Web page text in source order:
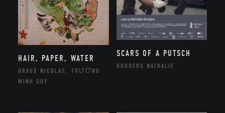
HAIR, PAPER, WATER
GRAUX NICOLAS, TRƯƠNG
MINH QUÝ
SCARS OF A PUTSCH
BORGERS NATHALIE